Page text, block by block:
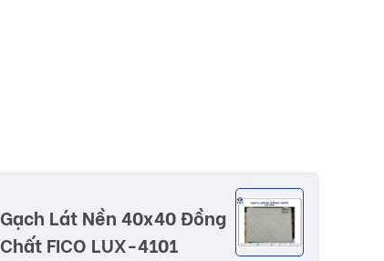
Gạch Lát Nền 40x40 Đồng
Chất FICO LUX-4101